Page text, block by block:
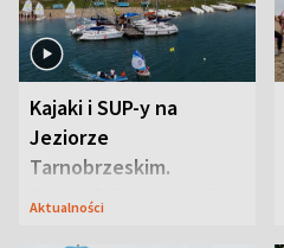
Kajaki i SUP-y na
Jeziorze
Tarnobrzeskim.
Przyrodnicy zwracają
Aktualności